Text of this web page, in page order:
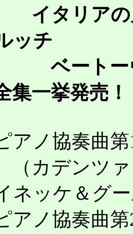
タリアの鬼
ッチ
ートーヴ
集一挙発売！
ノ協奏曲第
カデンツァ
ネッケ＆グ
ノ協奏曲第